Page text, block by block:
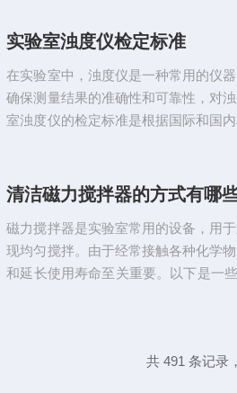
仪器，它基于离子选择性电极的原理
离子的活度成正比。通过测量这个电...
实验室浊度仪检定标准
在实验室中，浊度仪是一种常用的仪
确保测量结果的准确性和可靠性，对
室浊度仪的检定标准是根据国际和国
浊度仪进行定期检定具有重要意义。
测量结果的准确性。其次，检定可以...
清洁磁力搅拌器的方式有哪
磁力搅拌器是实验室常用的设备，用
现均匀搅拌。由于经常接触各种化学
和延长使用寿命至关重要。以下是一
将搅拌子从搅拌板上取下，根据需
共 491 条记录